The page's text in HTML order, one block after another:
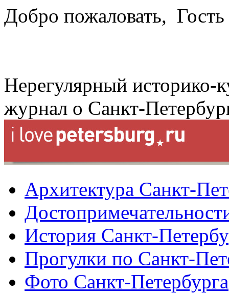
Добро пожаловать, Гость
Нерегулярный историко-
журнал о Санкт-
Архитектура Санкт-
История Санкт-
Прогулки по Санкт-
Фото Санкт-Петербурга